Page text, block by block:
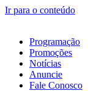
Ir para o conteúdo
Programação
Promoções
Notícias
Anuncie
Fale Conosco